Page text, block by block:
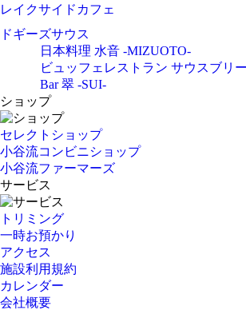
レイクサイドカフェ
ドギーズサウス
日本料理 水音 -MIZUOTO-
ビュッフェレストラン サウスブリ
Bar 翠 -SUI-
ショップ
セレクトショップ
小谷流コンビニショップ
小谷流ファーマーズ
サービス
トリミング
一時お預かり
アクセス
施設利用規約
カレンダー
会社概要